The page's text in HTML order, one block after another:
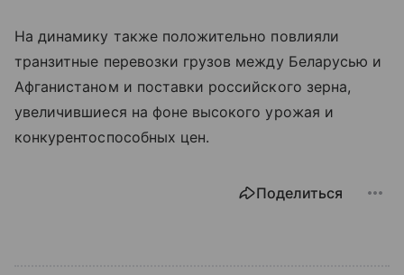
На динамику также положительно повлияли
транзитные перевозки грузов между Беларусью и
Афганистаном и поставки российского зерна,
увеличившиеся на фоне высокого урожая и
конкурентоспособных цен.
Поделиться